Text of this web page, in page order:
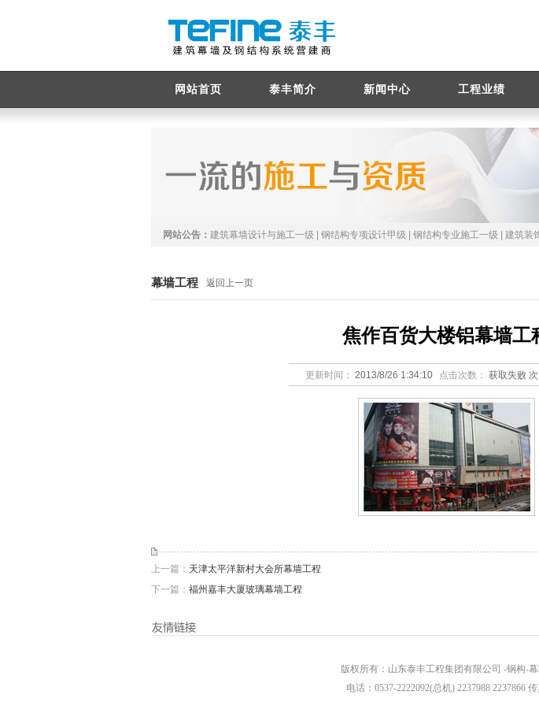
网站首页 泰丰简介 新闻中心 工程业绩
网站公告： 建筑幕墙设计与施工一级 | 钢结构专项设计甲级 | 钢结构专业施工一级 | 建筑
幕墙工程 返回上一页
焦作百货大楼铝幕墙工
更新时间： 2013/8/26 1:34:10 点击次数： 获取失败 次
上一篇： 天津太平洋新村大会所幕墙工程
下一篇： 福州嘉丰大厦玻璃幕墙工程
版权所有：山东泰丰工程集团有限公司 -钢构-
电话：0537-2222092(总机) 2237988 2237866